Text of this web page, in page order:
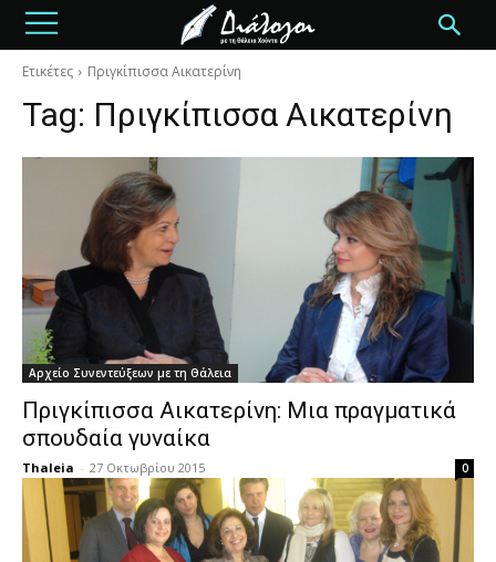
Ετικέτες Πριγκίπισσα Αικατερίνη
Tag: Πριγκίπισσα Αικατερίνη
Αρχείο Συνεντεύξεων με τη Θάλεια
Πριγκίπισσα Αικατερίνη: Μια πραγματικά
σπουδαία γυναίκα
Thaleia - 27 Οκτωβρίου 2015 0